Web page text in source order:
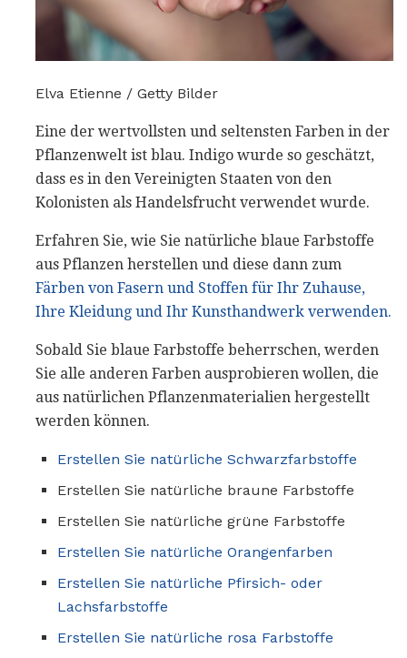
Elva Etienne / Getty Bilder
Eine der wertvollsten und seltensten Farben in der
Pflanzenwelt ist blau. Indigo wurde so geschätzt,
dass es in den Vereinigten Staaten von den
Kolonisten als Handelsfrucht verwendet wurde.
Erfahren Sie, wie Sie natürliche blaue Farbstoffe
aus Pflanzen herstellen und diese dann zum
Färben von Fasern und Stoffen für Ihr Zuhause,
Ihre Kleidung und Ihr Kunsthandwerk verwenden.
Sobald Sie blaue Farbstoffe beherrschen, werden
Sie alle anderen Farben ausprobieren wollen, die
aus natürlichen Pflanzenmaterialien hergestellt
werden können.
Erstellen Sie natürliche Schwarzfarbstoffe
Erstellen Sie natürliche braune Farbstoffe
Erstellen Sie natürliche grüne Farbstoffe
Erstellen Sie natürliche Orangenfarben
Erstellen Sie natürliche Pfirsich- oder
Lachsfarbstoffe
Erstellen Sie natürliche rosa Farbstoffe